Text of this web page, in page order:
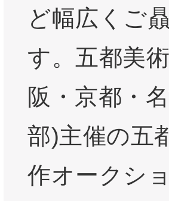
ど幅広くご
す。五都美
阪・京都・
部)主催の五
作オークシ